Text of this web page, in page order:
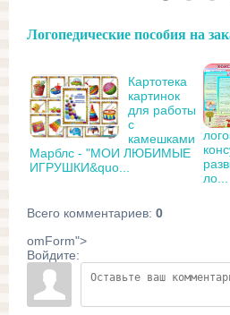
Логопедические пособия на
Картотека
картинок
для работы
с
камешками
Марблс - "МОИ ЛЮБИМЫЕ
ИГРУШКИ&quo...
ло...
Всего комментариев: 0
omForm">
Войдите: